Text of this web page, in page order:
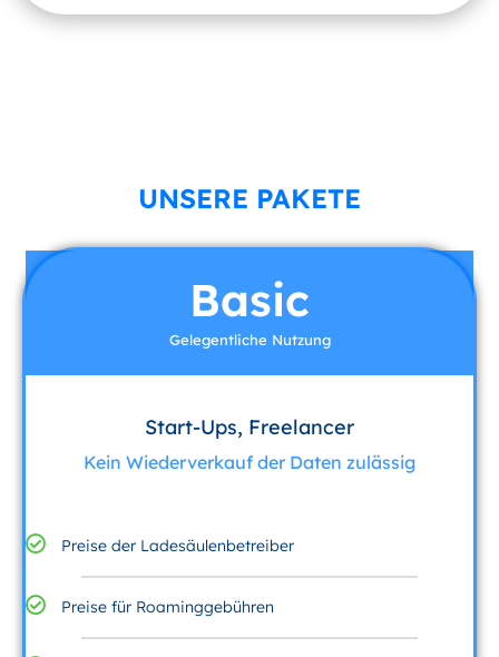
UNSERE PAKETE
Basic
Gelegentliche Nutzung
Start-Ups, Freelancer
Kein Wiederverkauf der Daten zulässig
Preise der Ladesäulenbetreiber
Preise für Roaminggebühren